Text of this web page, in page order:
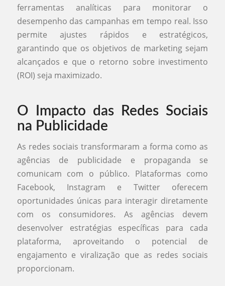
ferramentas analíticas para monitorar o
desempenho das campanhas em tempo real. Isso
permite ajustes rápidos e estratégicos,
garantindo que os objetivos de marketing sejam
alcançados e que o retorno sobre investimento
(ROI) seja maximizado.
O Impacto das Redes Sociais
na Publicidade
As redes sociais transformaram a forma como as
agências de publicidade e propaganda se
comunicam com o público. Plataformas como
Facebook, Instagram e Twitter oferecem
oportunidades únicas para interagir diretamente
com os consumidores. As agências devem
desenvolver estratégias específicas para cada
plataforma, aproveitando o potencial de
engajamento e viralização que as redes sociais
proporcionam.